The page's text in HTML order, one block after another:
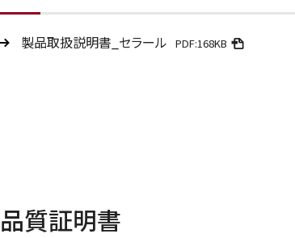
製品取扱説明書_セラール PDF:168KB
品質証明書